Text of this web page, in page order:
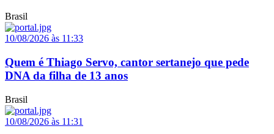
Brasil
10/08/2026 às 11:33
Quem é Thiago Servo, cantor sertanejo que pede
DNA da filha de 13 anos
Brasil
10/08/2026 às 11:31